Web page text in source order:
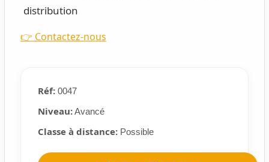
distribution
👉 Contactez-nous
Réf:0047
Niveau:Avancé
Classe à distance:Possible